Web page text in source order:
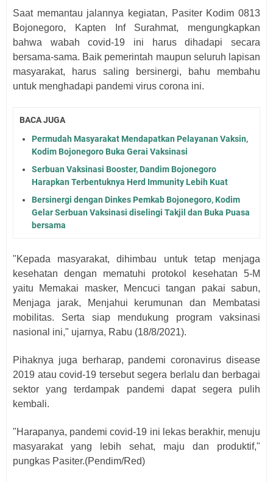
Saat memantau jalannya kegiatan, Pasiter Kodim 0813
Bojonegoro, Kapten Inf Surahmat, mengungkapkan
bahwa wabah covid-19 ini harus dihadapi secara
bersama-sama. Baik pemerintah maupun seluruh lapisan
masyarakat, harus saling bersinergi, bahu membahu
untuk menghadapi pandemi virus corona ini.
BACA JUGA
Permudah Masyarakat Mendapatkan Pelayanan Vaksin,
Kodim Bojonegoro Buka Gerai Vaksinasi
Serbuan Vaksinasi Booster, Dandim Bojonegoro
Harapkan Terbentuknya Herd Immunity Lebih Kuat
Bersinergi dengan Dinkes Pemkab Bojonegoro, Kodim
Gelar Serbuan Vaksinasi diselingi Takjil dan Buka Puasa
bersama
"Kepada masyarakat, dihimbau untuk tetap menjaga
kesehatan dengan mematuhi protokol kesehatan 5-M
yaitu Memakai masker, Mencuci tangan pakai sabun,
Menjaga jarak, Menjahui kerumunan dan Membatasi
mobilitas. Serta siap mendukung program vaksinasi
nasional ini," ujarnya, Rabu (18/8/2021).
Pihaknya juga berharap, pandemi coronavirus disease
2019 atau covid-19 tersebut segera berlalu dan berbagai
sektor yang terdampak pandemi dapat segera pulih
kembali.
"Harapanya, pandemi covid-19 ini lekas berakhir, menuju
masyarakat yang lebih sehat, maju dan produktif,"
pungkas Pasiter.(Pendim/Red)